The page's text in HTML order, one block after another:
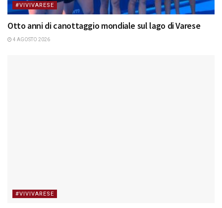
#VIVIVARESE
Otto anni di canottaggio mondiale sul lago di Varese
4 AGOSTO 2026
#VIVIVARESE